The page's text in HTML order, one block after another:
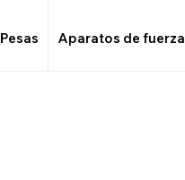
Pesas Aparatos de fuerza